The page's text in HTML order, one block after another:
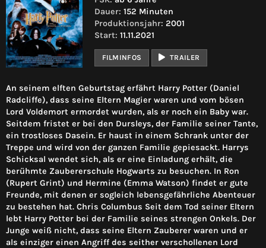
Dauer: 152 Minuten
Produktionsjahr: 2001
Start: 11.11.2021
FILMINFOS TRAILER
An seinem elften Geburtstag erfährt Harry Potter (Daniel
Radcliffe), dass seine Eltern Magier waren und vom bösen
Lord Voldemort ermordet wurden, als er noch ein Baby war.
Seitdem fristet er bei den Dursleys, der Familie seiner Tante,
ein trostloses Dasein. Er haust in einem Schrank unter der
Treppe und wird von der ganzen Familie gepiesackt. Harrys
Schicksal wendet sich, als er eine Einladung erhält, die
berühmte Zaubererschule Hogwarts zu besuchen. In Ron
(Rupert Grint) und Hermine (Emma Watson) findet er gute
Freunde, mit denen er sogleich lebensgefährliche Abenteuer
zu bestehen hat. Chris Columbus Seit dem Tod seiner Eltern
lebt Harry Potter bei der Familie seines strengen Onkels. Der
Junge weiß nicht, dass seine Eltern Zauberer waren und er
als einziger einen Angriff des seither verschollenen Lord